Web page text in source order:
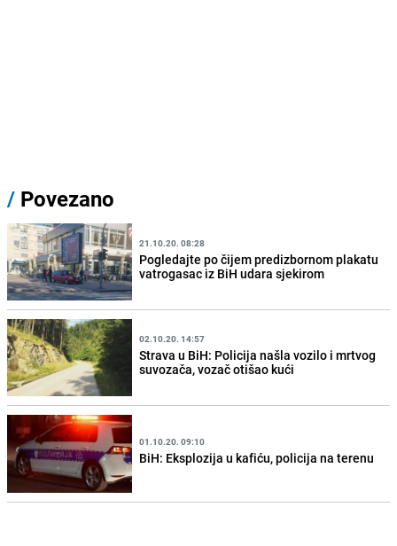
/ Povezano
21.10.20. 08:28
Pogledajte po čijem predizbornom plakatu
vatrogasac iz BiH udara sjekirom
02.10.20. 14:57
Strava u BiH: Policija našla vozilo i mrtvog
suvozača, vozač otišao kući
01.10.20. 09:10
BiH: Eksplozija u kafiću, policija na terenu